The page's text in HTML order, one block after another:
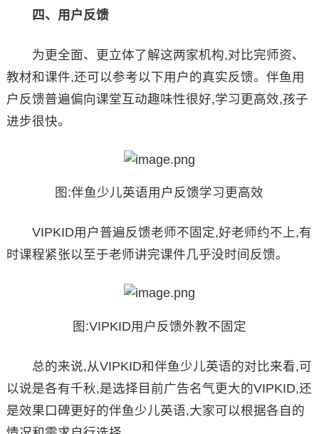
四、用户反馈
为更全面、更立体了解这两家机构,对比完师资、
教材和课件,还可以参考以下用户的真实反馈。伴鱼用
户反馈普遍偏向课堂互动趣味性很好,学习更高效,孩子
进步很快。
图:伴鱼少儿英语用户反馈学习更高效
VIPKID用户普遍反馈老师不固定,好老师约不上,有
时课程紧张以至于老师讲完课件几乎没时间反馈。
图:VIPKID用户反馈外教不固定
总的来说,从VIPKID和伴鱼少儿英语的对比来看,可
以说是各有千秋,是选择目前广告名气更大的VIPKID,还
是效果口碑更好的伴鱼少儿英语,大家可以根据各自的